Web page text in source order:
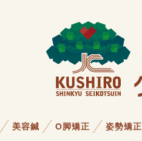
美容鍼 O脚矯正 姿勢矯正